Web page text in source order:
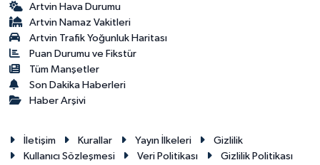
Artvin Hava Durumu
Artvin Namaz Vakitleri
Artvin Trafik Yoğunluk Haritası
Puan Durumu ve Fikstür
Tüm Manşetler
Son Dakika Haberleri
Haber Arşivi
İletişim Kurallar Yayın İlkeleri
Gizlilik
Kullanıcı Sözleşmesi
Veri Politikası
Gizlilik Politikası